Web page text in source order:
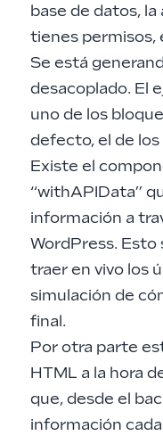
base de datos,
tienes permisos,
Se está
desacoplado. El
uno de los
defecto, el de
Existe el
“withAPIData”
información a
WordPress. Esto
traer en vivo los
simulación de
final.
Por otra parte
HTML a la hora
que, desde el
información